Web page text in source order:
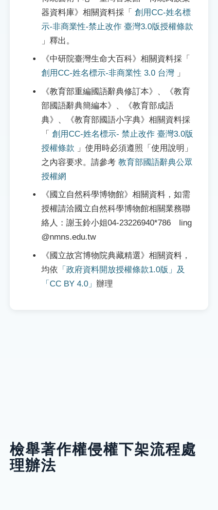
器資料庫》相關資料採「 創用CC-姓名標
示-非商業性-禁止改作 臺灣3.0版授權條款
」釋出。
《中研院臺灣生命大百科》相關資料採「
創用CC-姓名標示-非商業性 3.0 台灣 」
《教育部重編國語辭典修訂本》、《教育
部國語辭典簡編本》、《教育部成語
典》、《教育部國語小字典》相關資料採
「 創用CC-姓名標示- 禁止改作 臺灣3.0版
授權條款
」使用時必須遵照「使用說明」
之內容要求。請參考 教育部國語辭典公眾
授權網
《國立自然科學博物館》相關資料，如需
授權請洽國立自然科學博物館相關業務聯
絡人：謝玉鈴小姐04-23226940*786 ling
@nmns.edu.tw
《國立故宮博物院典藏精選》相關資料，
均依 「政府資料開放授權條款1.0版」及
「CC BY 4.0」 辦理
檢舉著作權侵權下架流程處
理辦法